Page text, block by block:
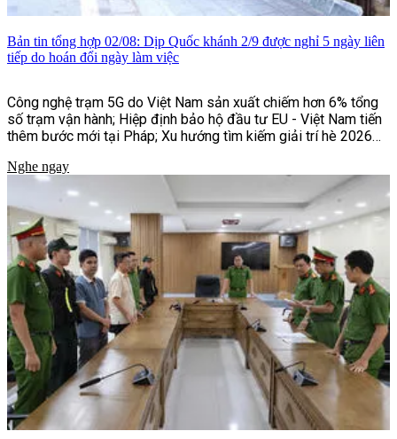
Bản tin tổng hợp 02/08: Dịp Quốc khánh 2/9 được nghỉ 5 ngày liên
tiếp do hoán đổi ngày làm việc
Công nghệ trạm 5G do Việt Nam sản xuất chiếm hơn 6% tổng
số trạm vận hành; Hiệp định bảo hộ đầu tư EU - Việt Nam tiến
thêm bước mới tại Pháp; Xu hướng tìm kiếm giải trí hè 2026
Nghe ngay